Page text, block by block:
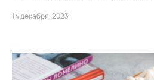
14 декабря, 2023